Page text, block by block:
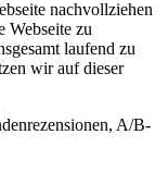
nachvollziehen
Webseite zu
laufend zu
wir auf dieser
A/B-